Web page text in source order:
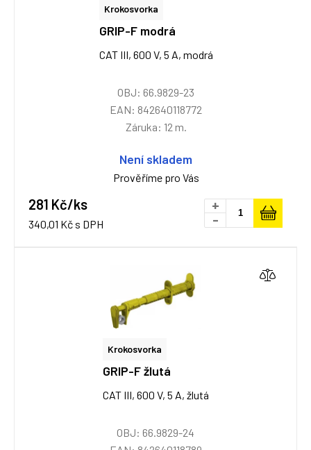
Krokosvorka
GRIP-F modrá
CAT III, 600 V, 5 A, modrá
OBJ: 66.9829-23
EAN: 842640118772
Záruka: 12 m.
Není skladem
Prověříme pro Vás
281 Kč/ks
340,01 Kč s DPH
+
-
Krokosvorka
GRIP-F žlutá
CAT III, 600 V, 5 A, žlutá
OBJ: 66.9829-24